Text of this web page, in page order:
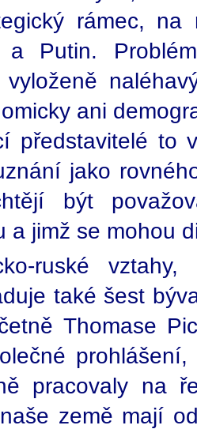
rámec,
a Putin.
ani
představitelé to
jako
být
a jimž se mohou
ruské
také šest
Thomase
pracovaly na
země mají